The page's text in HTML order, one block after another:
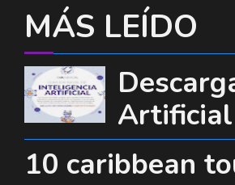
MÁS LEÍDO
10 caribbean